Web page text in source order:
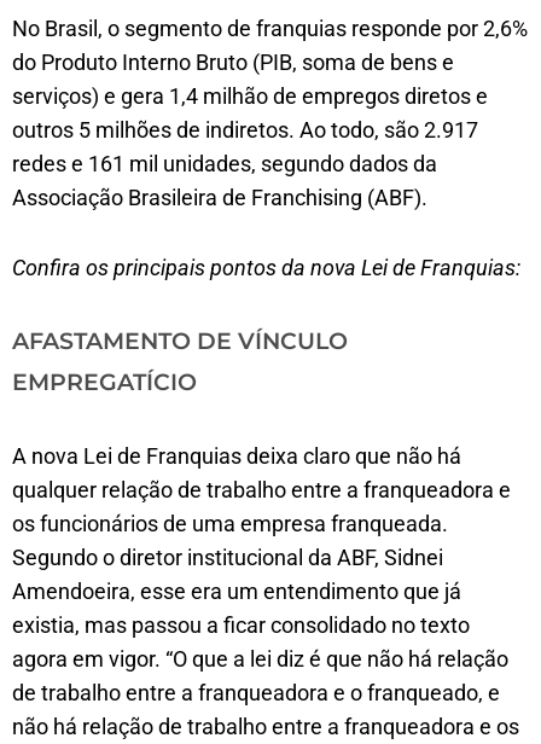
No Brasil, o segmento de franquias responde por 2,6%
do Produto Interno Bruto (PIB, soma de bens e
serviços) e gera 1,4 milhão de empregos diretos e
outros 5 milhões de indiretos. Ao todo, são 2.917
redes e 161 mil unidades, segundo dados da
Associação Brasileira de Franchising (ABF).
Confira os principais pontos da nova Lei de Franquias:
AFASTAMENTO DE VÍNCULO
EMPREGATÍCIO
A nova Lei de Franquias deixa claro que não há
qualquer relação de trabalho entre a franqueadora e
os funcionários de uma empresa franqueada.
Segundo o diretor institucional da ABF, Sidnei
Amendoeira, esse era um entendimento que já
existia, mas passou a ficar consolidado no texto
agora em vigor. “O que a lei diz é que não há relação
de trabalho entre a franqueadora e o franqueado, e
não há relação de trabalho entre a franqueadora e os